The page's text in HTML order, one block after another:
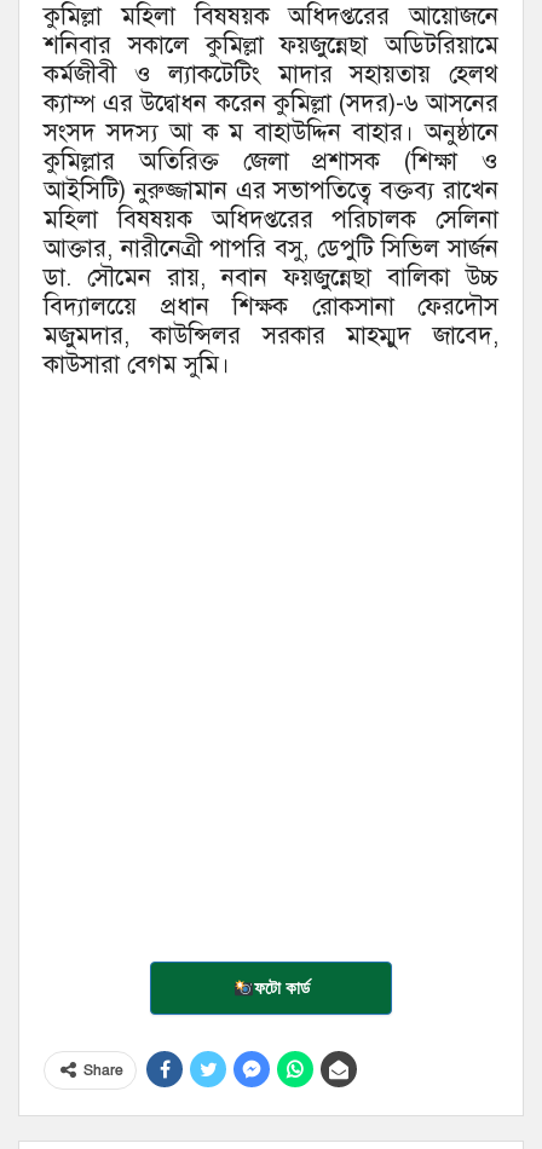
কুমিল্লা মহিলা বিষষয়ক অধিদপ্তরের আয়োজনে
শনিবার সকালে কুমিল্লা ফয়জুন্নেছা অডিটরিয়ামে
কর্মজীবী ও ল্যাকটেটিং মাদার সহায়তায় হেলথ
ক্যাম্প এর উদ্বোধন করেন কুমিল্লা (সদর)-৬ আসনের
সংসদ সদস্য আ ক ম বাহাউদ্দিন বাহার। অনুষ্ঠানে
কুমিল্লার অতিরিক্ত জেলা প্রশাসক (শিক্ষা ও
আইসিটি) নুরুজ্জামান এর সভাপতিত্বে বক্তব্য রাখেন
মহিলা বিষষয়ক অধিদপ্তরের পরিচালক সেলিনা
আক্তার, নারীনেত্রী পাপরি বসু, ডেপুটি সিভিল সার্জন
ডা. সৌমেন রায়, নবান ফয়জুন্নেছা বালিকা উচ্চ
বিদ্যালয়েে প্রধান শিক্ষক রোকসানা ফেরদৌস
মজুমদার, কাউন্সিলর সরকার মাহম্মুদ জাবেদ,
কাউসারা বেগম সুমি।
ফটো কার্ড
Share